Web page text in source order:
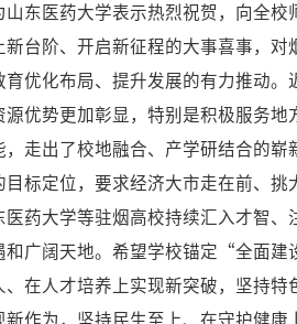
东医药大学表示热烈祝贺，向全校
台阶、开启新征程的大事喜事，对
优化布局、提升发展的有力推动。
优势更加彰显，特别是积极服务地
走出了校地融合、产学研结合的崭
标定位，要求经济大市走在前、挑
药大学等驻烟高校持续汇入才智、
和广阔天地。希望学校锚定“全面建
在人才培养上实现新突破，坚持特
作为，坚持民生至上、在守护健康